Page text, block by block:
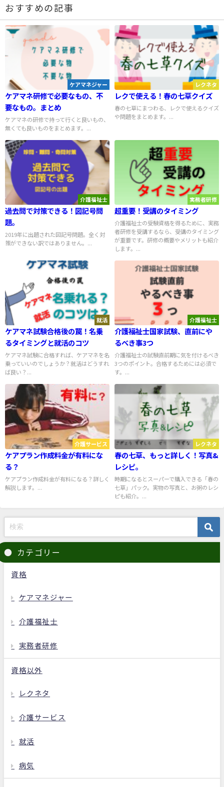
おすすめの記事
ケアマネジャー
ケアマネ研修で必要なもの、不
要なもの。まとめ
ケアマネの研修で持って行くと良いもの、
無くても良いものをまとめます。...
レクネタ
レクで使える！春の七草クイズ
春の七草にまつわる、レクで使えるクイズ
や問題をまとめます。...
介護福祉士
過去問で対策できる！図記号問
題。
2019年に出題された図記号問題。全く対
策ができない訳ではありません。...
実務者研修
超重要！受講のタイミング
介護福祉士の受験資格を得るために、実務
者研修を受講するなら、受講のタイミング
が重要です。研修の概要やメリットも紹介
します。...
就活
ケアマネ試験合格後の罠！名乗
るタイミングと就活のコツ
ケアマネ試験に合格すれば、ケアマネを名
乗っていいのでしょうか？就活はどうすれ
ば良い？...
介護福祉士
介護福祉士国家試験、直前にや
るべき事3つ
介護福祉士の試験直前期に気を付けるべき
3つのポイント。合格するためには必須で
す。...
介護サービス
ケアプラン作成料金が有料にな
る？
ケアプラン作成料金が有料になる？詳しく
解説します。...
レクネタ
春の七草、もっと詳しく！写真&
レシピ。
時期になるとスーパーで購入できる「春の
七草」パック。実物の写真と、お粥のレシ
ピも紹介。...
カテゴリー
資格
ケアマネジャー
介護福祉士
実務者研修
資格以外
レクネタ
介護サービス
就活
病気